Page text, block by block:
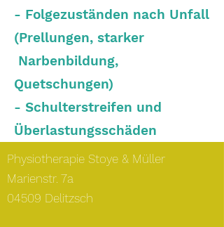
- Folgezuständen nach Unfall
(Prellungen, starker
Narbenbildung,
Quetschungen)
- Schulterstreifen und
Überlastungsschäden
Physiotherapie Stoye & Müller
Marienstr. 7a
04509 Delitzsch